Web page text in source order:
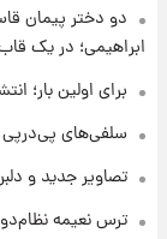
دو دختر پیمان
ابراهیمی؛ در یک
برای اولین بار؛
سلفی‌های پی‌درپی
تصاویر جدید و
ترس نعیمه